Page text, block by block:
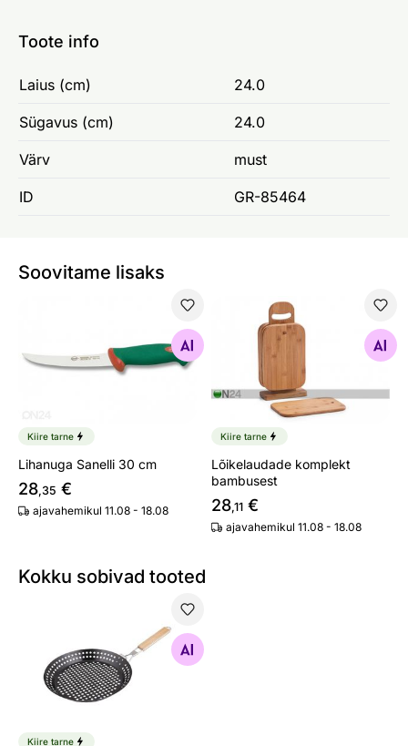
Toote info
Laius (cm) 24.0
Sügavus (cm) 24.0
Värv must
ID GR-85464
Soovitame lisaks
Otsi sarnaseid
Kiire tarne
Lihanuga Sanelli 30 cm
28,35 €
ajavahemikul 11.08 - 18.08
Lõikelaudade komplekt
Otsi sarnaseid
Kiire tarne
Lõikelaudade komplekt
bambusest
28,11 €
ajavahemikul 11.08 - 18.08
Kokku sobivad tooted
Grillimispann 30cm Lamart LT5032
Otsi sarnaseid
Kiire tarne